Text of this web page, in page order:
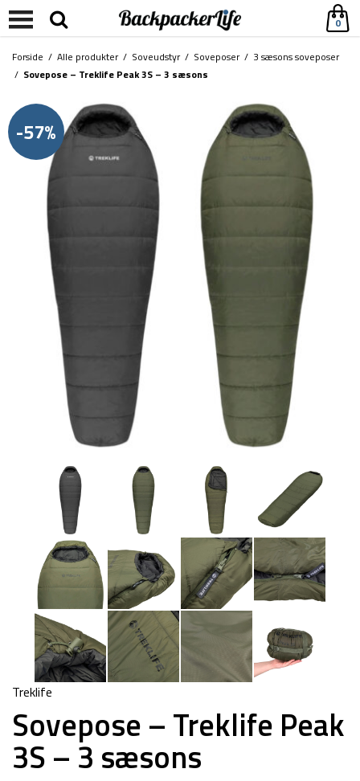
0
Forside / Alle produkter/ Soveudstyr/ Soveposer/ 3 sæsons soveposer
/ Sovepose – Treklife Peak 3S – 3 sæsons
-57%
Treklife
Sovepose – Treklife Peak
3S – 3 sæsons